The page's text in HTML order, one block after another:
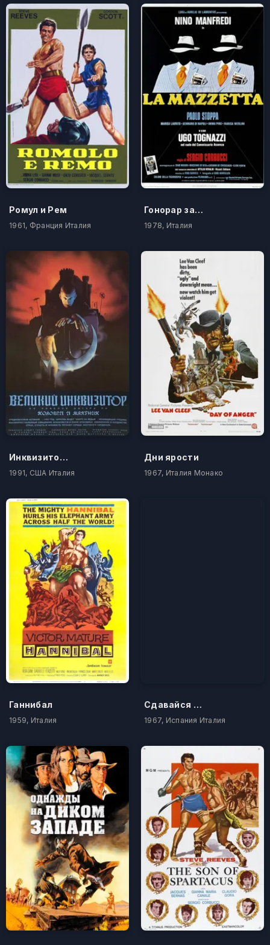
Ромул и Рем
1961, Франция Италия
Гонорар за предательство
1978, Италия
Инквизитор: Колодец и маятник
1991, США Италия
Дни ярости
1967, Италия Монако
Ганнибал
1959, Италия
Сдавайся и расплатись
1967, Испания Италия